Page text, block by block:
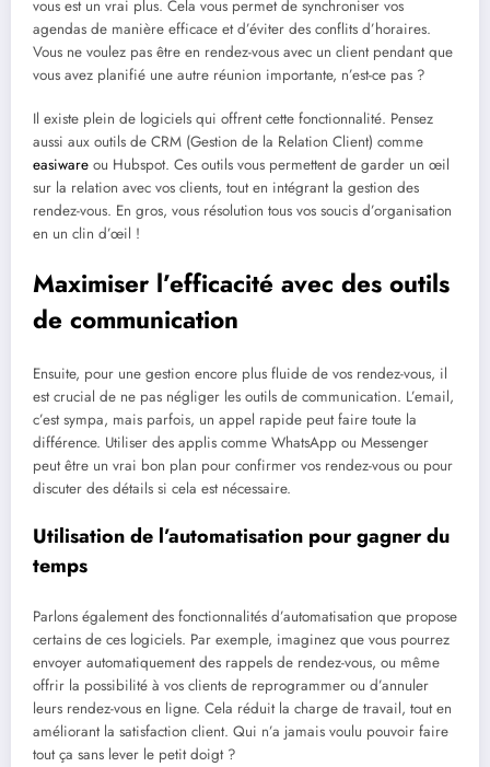
vous est un vrai plus. Cela vous permet de synchroniser vos
agendas de manière efficace et d’éviter des conflits d’horaires.
Vous ne voulez pas être en rendez-vous avec un client pendant que
vous avez planifié une autre réunion importante, n’est-ce pas ?
Il existe plein de logiciels qui offrent cette fonctionnalité. Pensez
aussi aux outils de CRM (Gestion de la Relation Client) comme
easiware ou Hubspot. Ces outils vous permettent de garder un œil
sur la relation avec vos clients, tout en intégrant la gestion des
rendez-vous. En gros, vous résolution tous vos soucis d’organisation
en un clin d’œil !
Maximiser l’efficacité avec des outils
de communication
Ensuite, pour une gestion encore plus fluide de vos rendez-vous, il
est crucial de ne pas négliger les outils de communication. L’email,
c’est sympa, mais parfois, un appel rapide peut faire toute la
différence. Utiliser des applis comme WhatsApp ou Messenger
peut être un vrai bon plan pour confirmer vos rendez-vous ou pour
discuter des détails si cela est nécessaire.
Utilisation de l’automatisation pour gagner du
temps
Parlons également des fonctionnalités d’automatisation que propose
certains de ces logiciels. Par exemple, imaginez que vous pourrez
envoyer automatiquement des rappels de rendez-vous, ou même
offrir la possibilité à vos clients de reprogrammer ou d’annuler
leurs rendez-vous en ligne. Cela réduit la charge de travail, tout en
améliorant la satisfaction client. Qui n’a jamais voulu pouvoir faire
tout ça sans lever le petit doigt ?